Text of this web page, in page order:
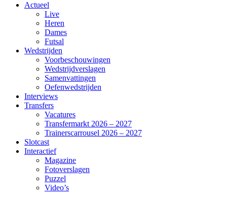
Actueel
Live
Heren
Dames
Futsal
Wedstrijden
Voorbeschouwingen
Wedstrijdverslagen
Samenvattingen
Oefenwedstrijden
Interviews
Transfers
Vacatures
Transfermarkt 2026 – 2027
Trainerscarrousel 2026 – 2027
Slotcast
Interactief
Magazine
Fotoverslagen
Puzzel
Video’s